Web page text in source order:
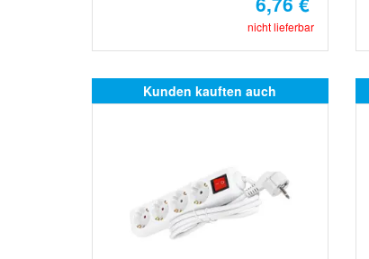
nicht lieferbar
Kunden kauften auch